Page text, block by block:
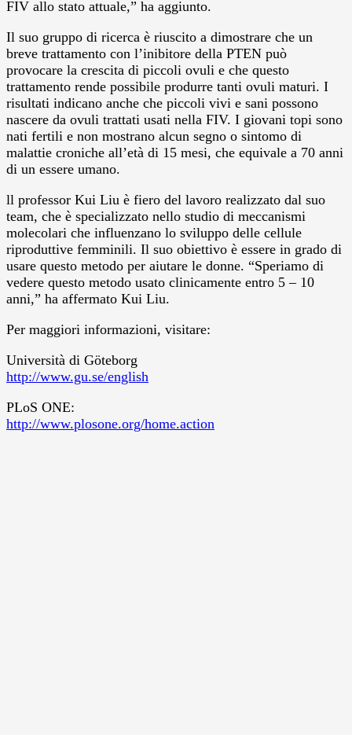
FIV allo stato attuale,” ha aggiunto.
Il suo gruppo di ricerca è riuscito a dimostrare che un
breve trattamento con l’inibitore della PTEN può
provocare la crescita di piccoli ovuli e che questo
trattamento rende possibile produrre tanti ovuli maturi. I
risultati indicano anche che piccoli vivi e sani possono
nascere da ovuli trattati usati nella FIV. I giovani topi sono
nati fertili e non mostrano alcun segno o sintomo di
malattie croniche all’età di 15 mesi, che equivale a 70 anni
di un essere umano.
ll professor Kui Liu è fiero del lavoro realizzato dal suo
team, che è specializzato nello studio di meccanismi
molecolari che influenzano lo sviluppo delle cellule
riproduttive femminili. Il suo obiettivo è essere in grado di
usare questo metodo per aiutare le donne. “Speriamo di
vedere questo metodo usato clinicamente entro 5 – 10
anni,” ha affermato Kui Liu.
Per maggiori informazioni, visitare:
Università di Göteborg
http://www.gu.se/english
PLoS ONE:
http://www.plosone.org/home.action